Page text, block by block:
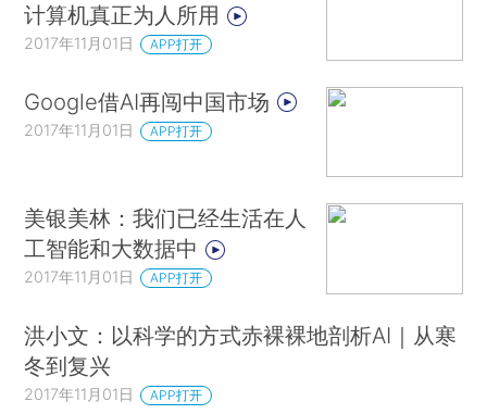
计算机真正为人所用
2017年11月01日 APP打开
Google借AI再闯中国市场
2017年11月01日 APP打开
美银美林：我们已经生活在人
工智能和大数据中
2017年11月01日 APP打开
洪小文：以科学的方式赤裸裸地剖析AI｜从寒
冬到复兴
2017年11月01日 APP打开